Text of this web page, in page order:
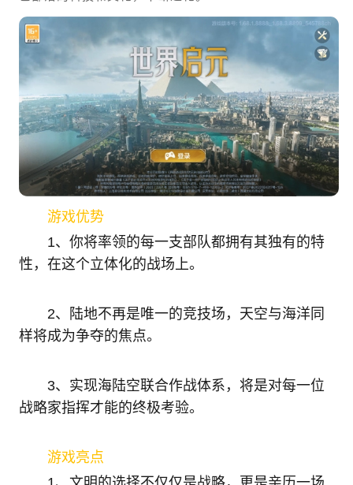
游戏优势
1、你将率领的每一支部队都拥有其独有的特
性，在这个立体化的战场上。
2、陆地不再是唯一的竞技场，天空与海洋同
样将成为争夺的焦点。
3、实现海陆空联合作战体系，将是对每一位
战略家指挥才能的终极考验。
游戏亮点